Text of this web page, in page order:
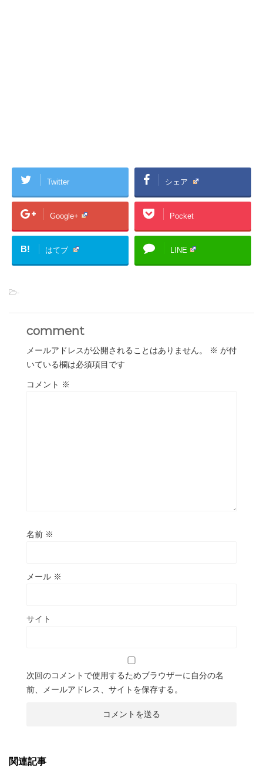
Twitter シェア
Google+ Pocket
B! はてブ LINE
-
comment
メールアドレスが公開されることはありません。 ※ が付
いている欄は必須項目です
コメント ※
名前 ※
メール ※
サイト
次回のコメントで使用するためブラウザーに自分の名
前、メールアドレス、サイトを保存する。
関連記事